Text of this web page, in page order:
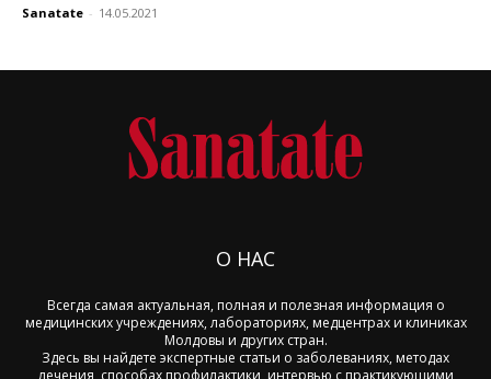
Sanatate - 14.05.2021
О НАС
Всегда самая актуальная, полная и полезная информация о
медицинских учреждениях, лабораториях, медцентрах и клиниках
Молдовы и других стран.
Здесь вы найдете экспертные статьи о заболеваниях, методах
лечения, способах профилактики, интервью с практикующими